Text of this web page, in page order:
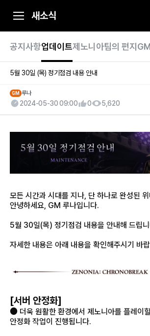
t
n
새소식
공지사항업데이트제노니아팀의 편지
5월 30일 (목) 정기점검 내용 안내
GM 루나
2024-05-30 09:00 0 5,620
모든 시간과 시대를 지나, 단 하나로 완성된 위
안녕하세요, GM 루나입니다.
5월 30일(목) 정기점검 내용을 안내해 드립
자세한 내용은 아래 내용을 확인해주시기 바
[서버 안정화]
● 더욱 원활한 환경에서 제노니아를 플레이
안정화 작업이 진행됩니다.